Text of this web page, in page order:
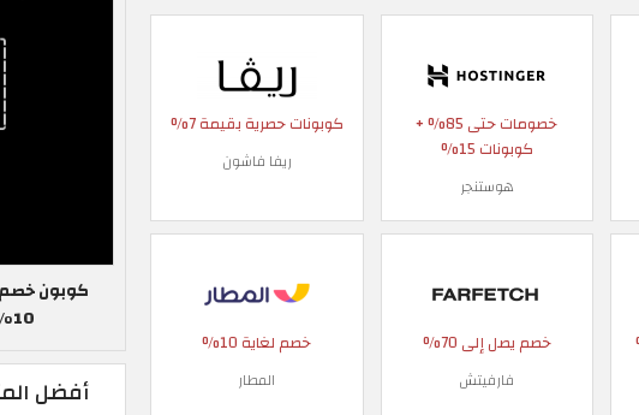
خصومات حتى 85% +
كوبونات 15%
هوستنجر
كوبونات حصرية بقيمة 7%
ريفا فاشون
خصم يصل إلى 70%
فارفيتش
خصم لغاية 10%
المطار
10%, استخدم كود خصم SCRAPIE
أفضل